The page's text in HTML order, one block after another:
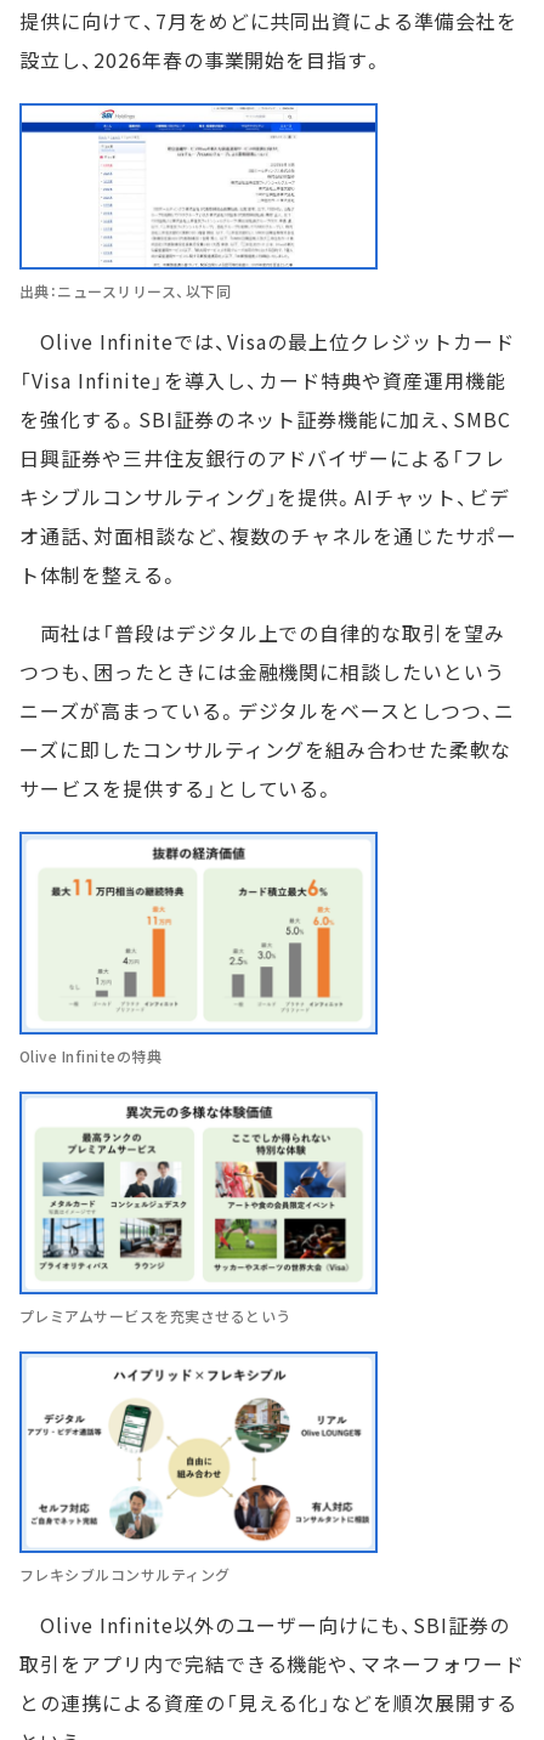
提供に向けて、7月をめどに共同出資による準備会社を
設立し、2026年春の事業開始を目指す。
出典：ニュースリリース、以下同
Olive Infiniteでは、Visaの最上位クレジットカード
「Visa Infinite」を導入し、カード特典や資産運用機能
を強化する。SBI証券のネット証券機能に加え、SMBC
日興証券や三井住友銀行のアドバイザーによる「フレ
キシブルコンサルティング」を提供。AIチャット、ビデ
オ通話、対面相談など、複数のチャネルを通じたサポー
ト体制を整える。
両社は「普段はデジタル上での自律的な取引を望み
つつも、困ったときには金融機関に相談したいという
ニーズが高まっている。デジタルをベースとしつつ、ニ
ーズに即したコンサルティングを組み合わせた柔軟な
サービスを提供する」としている。
Olive Infiniteの特典
プレミアムサービスを充実させるという
フレキシブルコンサルティング
Olive Infinite以外のユーザー向けにも、SBI証券の
取引をアプリ内で完結できる機能や、マネーフォワード
との連携による資産の「見える化」などを順次展開する